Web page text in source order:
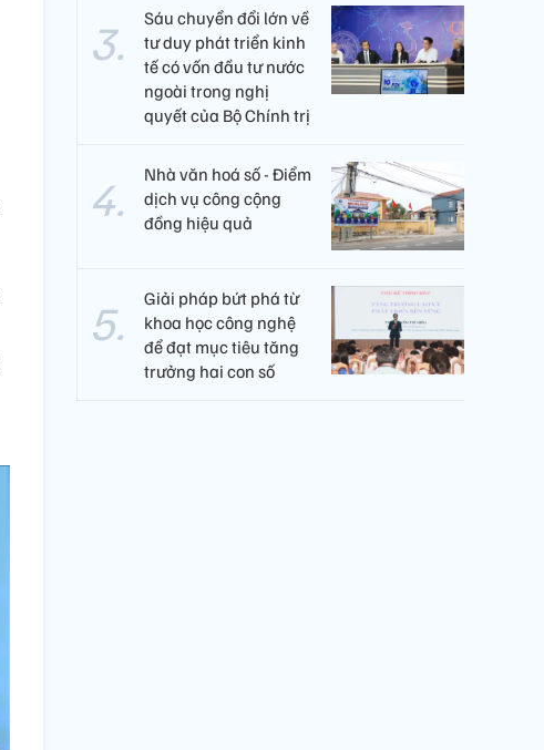
Sáu chuyển đổi lớn về
tư duy phát triển kinh
tế có vốn đầu tư nước
ngoài trong nghị
quyết của Bộ Chính trị
Nhà văn hoá số - Điểm
dịch vụ công cộng
đồng hiệu quả
Giải pháp bứt phá từ
khoa học công nghệ
để đạt mục tiêu tăng
trưởng hai con số